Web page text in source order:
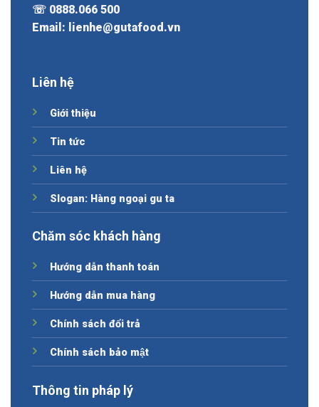
☏ 0888.066 500
Email: lienhe@gutafood.vn
Liên hệ
Giới thiệu
Tin tức
Liên hệ
Slogan: Hàng ngoại gu ta
Chăm sóc khách hàng
Hướng dẫn thanh toán
Hướng dẫn mua hàng
Chính sách đổi trả
Chính sách bảo mật
Thông tin pháp lý